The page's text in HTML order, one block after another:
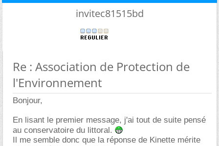
invitec81515bd
Re : Association de Protection de
l'Environnement
Bonjour,
En lisant le premier message, j'ai tout de suite pensé
au conservatoire du littoral.
Il me semble donc que la réponse de Kinette mérite